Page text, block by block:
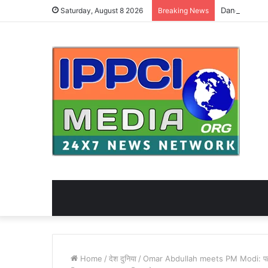
Saturday, August 8 2026 Breaking News
Home / देश दुनिया / Omar Abdullah meets PM Modi: